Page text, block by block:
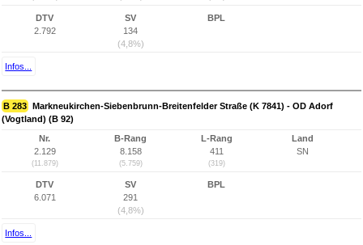
DTV
2.792
SV
134
(4,8%)
BPL
Infos...
B 283 Markneukirchen-Siebenbrunn-Breitenfelder Straße (K 7841) - OD Adorf
(Vogtland) (B 92)
Nr.
2.129
(11.879)
B-Rang
8.158
(5.759)
L-Rang
411
(319)
Land
SN
DTV
6.071
SV
291
(4,8%)
BPL
Infos...